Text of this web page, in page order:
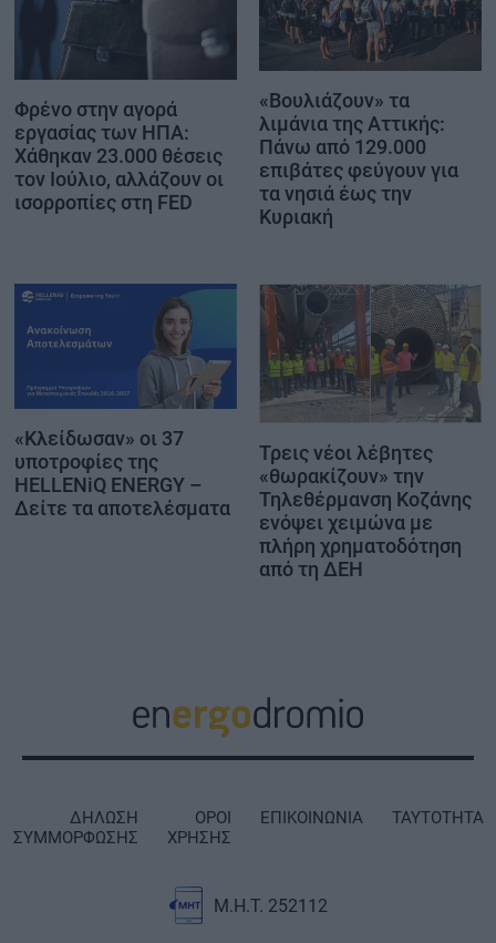
Φρένο στην αγορά
εργασίας των ΗΠΑ:
Χάθηκαν 23.000 θέσεις
τον Ιούλιο, αλλάζουν οι
ισορροπίες στη FED
«Βουλιάζουν» τα
λιμάνια της Αττικής:
Πάνω από 129.000
επιβάτες φεύγουν για
τα νησιά έως την
Κυριακή
«Κλείδωσαν» οι 37
υποτροφίες της
HELLENiQ ENERGY –
Δείτε τα αποτελέσματα
Τρεις νέοι λέβητες
«θωρακίζουν» την
Τηλεθέρμανση Κοζάνης
ενόψει χειμώνα με
πλήρη χρηματοδότηση
από τη ΔΕΗ
Μ.Η.Τ. 252112
ΔΗΛΩΣΗ
ΣΥΜΜΟΡΦΩΣΗΣ
ΟΡΟΙ
ΧΡΗΣΗΣ
ΕΠΙΚΟΙΝΩΝΙΑ ΤΑΥΤΟΤΗΤΑ